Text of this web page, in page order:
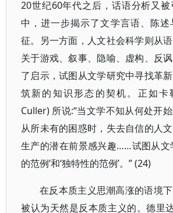
20世纪60年代之后，话语分析又
中，进一步揭示了文学言语、陈
征。另一方面，人文社会科学则从
关于游戏、叙事、隐喻、虚构、反
了启示，试图从文学研究中寻找革
筑新的知识形态的契机。正如卡
Culler) 所说:“当文学不知从何处开
从所未有的困惑时，失去自信的人
生产的潜在前景感兴趣……试图从文
的范例’和‘独特性的范例’。” (24)
在反本质主义思潮高涨的语境
被认为天然是反本质主义的。德里